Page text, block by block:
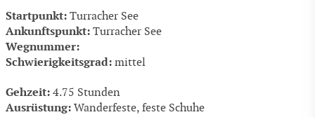
Startpunkt: Turracher See
Ankunftspunkt: Turracher See
Wegnummer:
Schwierigkeitsgrad: mittel
Gehzeit: 4.75 Stunden
Ausrüstung: Wanderfeste, feste Schuhe